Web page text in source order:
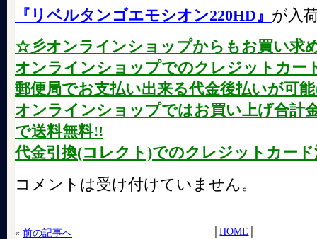
『リベルタンゴエモシオン220HD』 が入
☆彡オンラインショップからもお買い求
オンラインショップでのクレジットカー
郵便局でお支払い出来る代金後払いが可
オンラインショップではお買い上げ合計
で送料無料!!
代金引換(コレクト)でのクレジットカー
コメントは受け付けていません。
« 前の記事へ │HOME